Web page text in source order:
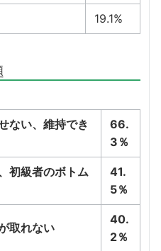
19.1%
ない、維持でき
66.
3％
初級者のボトム
41.
5％
取れない
40.
2％